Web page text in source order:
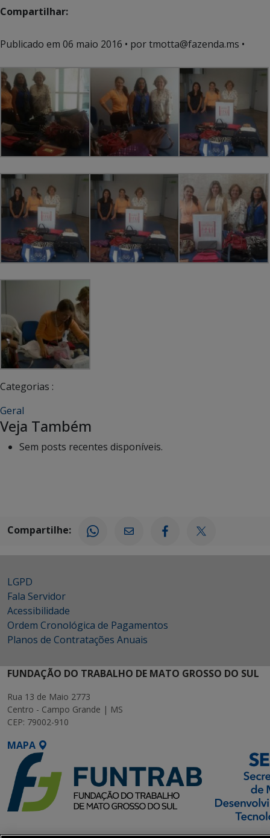
Compartilhar:
Publicado em 06 maio 2016 • por tmotta@fazenda.ms •
Categorias :
Geral
Veja Também
Sem posts recentes disponíveis.
Compartilhe:
LGPD
Fala Servidor
Acessibilidade
Ordem Cronológica de Pagamentos
Planos de Contratações Anuais
FUNDAÇÃO DO TRABALHO DE MATO GROSSO DO SUL
Rua 13 de Maio 2773
Centro - Campo Grande | MS
CEP: 79002-910
MAPA